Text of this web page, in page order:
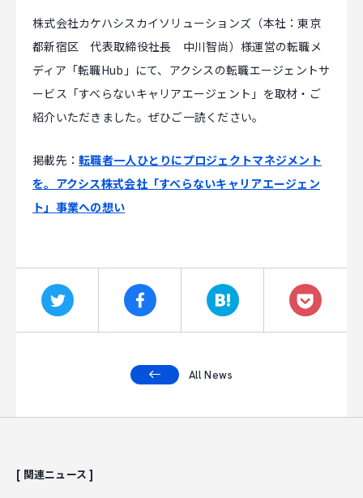
NEWS
ニュース
イベント
記事掲載
社長ブログ
CAREER
株式会社カケハシスカイソリューションズ（本社：東京
都新宿区 代表取締役社長 中川智尚）様運営の転職メ
ディア「転職Hub」にて、アクシスの転職エージェントサ
ービス「すべらないキャリアエージェント」を取材・ご
紹介いただきました。ぜひご一読ください。
掲載先：転職者一人ひとりにプロジェクトマネジメント
を。アクシス株式会社「すべらないキャリアエージェン
ト」事業への想い
All News
[ 関連ニュース ]